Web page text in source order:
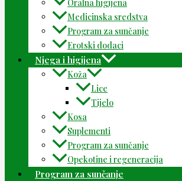
Oralna higijena
Medicinska sredstva
Program za sunčanje
Erotski dodaci
Njega i higijena
Koža
Lice
Tijelo
Kosa
Suplementi
Program za sunčanje
Opekotine i regeneracija
Program za sunčanje